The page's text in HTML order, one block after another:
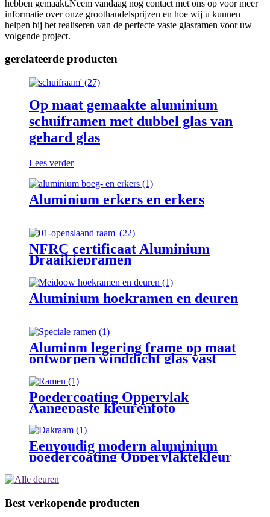
hebben gemaakt.Neem vandaag nog contact met ons op voor meer
informatie over onze groothandelsprijzen en hoe wij u kunnen
helpen bij het realiseren van de perfecte vaste glasramen voor uw
volgende project.
gerelateerde producten
Op maat gemaakte aluminium
schuiframen met dubbel glas van
gehard glas
Lees verder
Aluminium erkers en erkers
NFRC certificaat Aluminium
Draaikiepramen
Aluminium hoekramen en deuren
Aluminm legering frame op maat
ontworpen winddicht glas vast
openslaand raam
Poedercoating Oppervlak
Aangepaste kleurenfoto
Aluminium vast raam
Eenvoudig modern aluminium
poedercoating Oppervlaktekleur
Best verkopende producten